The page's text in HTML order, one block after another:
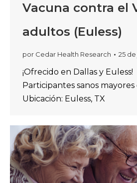
Vacuna contra el
adultos (Euless)
por Cedar Health Research 25
¡Ofrecido en Dallas y Euless!
Participantes sanos mayores
Ubicación: Euless, TX